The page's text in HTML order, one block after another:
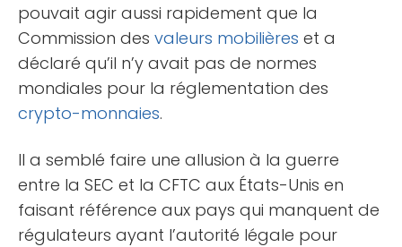
pouvait agir aussi rapidement que la
Commission des valeurs mobilières et a
déclaré qu’il n’y avait pas de normes
mondiales pour la réglementation des
crypto-monnaies.
Il a semblé faire une allusion à la guerre
entre la SEC et la CFTC aux États-Unis en
faisant référence aux pays qui manquent de
régulateurs ayant l’autorité légale pour